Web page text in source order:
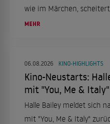
wie im Märchen,
enormen Druck.
MEHR
06.08.2026 KINO-HIGHLIGHTS
Kino-Neustarts:
mit "You, Me & Italy"
Halle Bailey meldet sich
mit "You, Me & Italy"